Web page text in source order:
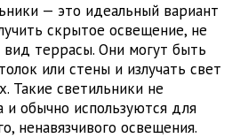
— это идеальный вариант
скрытое освещение, не
террасы. Они могут быть
или стены и излучать свет
Такие светильники не
обычно используются для
ненавязчивого освещения.